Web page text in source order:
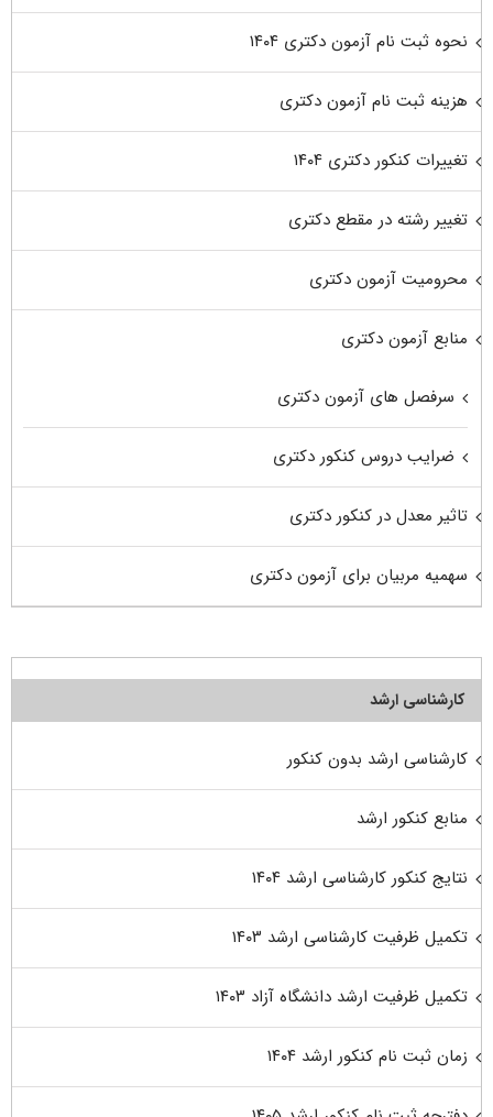
نحوه ثبت نام آزمون دکتری ۱۴۰۴
هزینه ثبت نام آزمون دکتری
تغییرات کنکور دکتری ۱۴۰۴
تغییر رشته در مقطع دکتری
محرومیت آزمون دکتری
منابع آزمون دکتری
سرفصل های آزمون دکتری
ضرایب دروس کنکور دکتری
تاثیر معدل در کنکور دکتری
سهمیه مربیان برای آزمون دکتری
کارشناسی ارشد
کارشناسی ارشد بدون کنکور
منابع کنکور ارشد
نتایج کنکور کارشناسی ارشد ۱۴۰۴
تکمیل ظرفیت کارشناسی ارشد ۱۴۰۳
تکمیل ظرفیت ارشد دانشگاه آزاد ۱۴۰۳
زمان ثبت نام کنکور ارشد ۱۴۰۴